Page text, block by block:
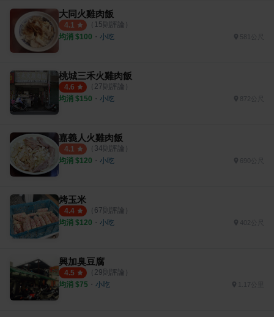
大同火雞肉飯
4.1 （ 15則評論）
均消 $100 ・ 小吃 581公尺
桃城三禾火雞肉飯
4.6 （ 27則評論）
均消 $150 ・ 小吃
嘉義人火雞肉飯
4.1 （ 34則評論）
均消 $120 ・ 小吃
烤玉米
4.4 （ 67則評論）
均消 $120 ・ 小吃
興加臭豆腐
4.5 （ 29則評論）
均消 $75 ・ 小吃